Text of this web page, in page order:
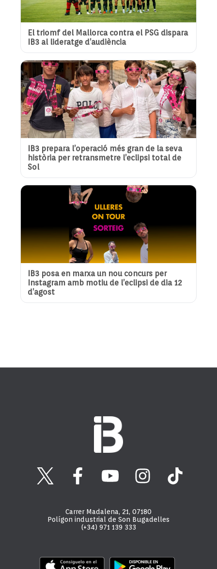
El triomf del Mallorca contra el PSG dispara
IB3 al lideratge d’audiència
IB3 prepara l’operació més gran de la seva
història per retransmetre l’eclipsi total de
Sol
IB3 posa en marxa un nou concurs per
Instagram amb motiu de l’eclipsi de dia 12
d’agost
Carrer Madalena, 21, 07180
Polígon industrial de Son Bugadelles
(+34) 971 139 333